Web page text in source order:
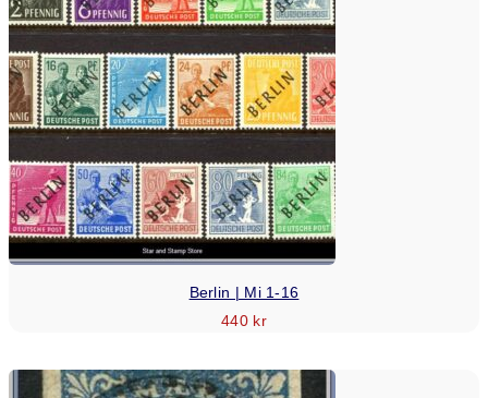
Berlin | Mi 1-16
440 kr